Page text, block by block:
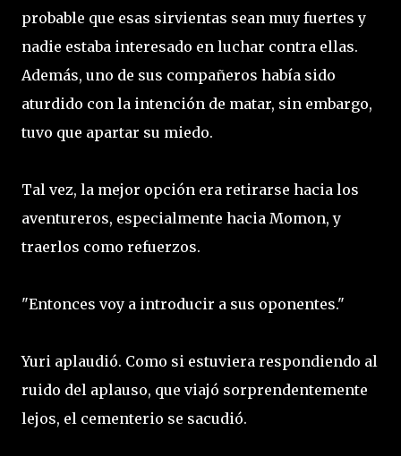
probable que esas sirvientas sean muy fuertes y
nadie estaba interesado en luchar contra ellas.
Además, uno de sus compañeros había sido
aturdido con la intención de matar, sin embargo,
tuvo que apartar su miedo.
Tal vez, la mejor opción era retirarse hacia los
aventureros, especialmente hacia Momon, y
traerlos como refuerzos.
"Entonces voy a introducir a sus oponentes."
Yuri aplaudió. Como si estuviera respondiendo al
ruido del aplauso, que viajó sorprendentemente
lejos, el cementerio se sacudió.